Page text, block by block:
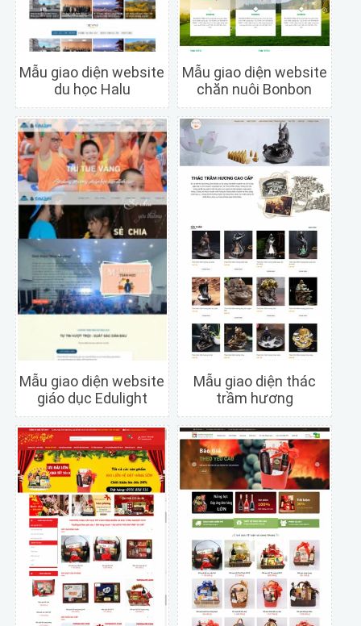
Mẫu giao diện website
du học Halu
Mẫu giao diện website
chăn nuôi Bonbon
Mẫu giao diện website
giáo dục Edulight
Mẫu giao diện thác
trầm hương